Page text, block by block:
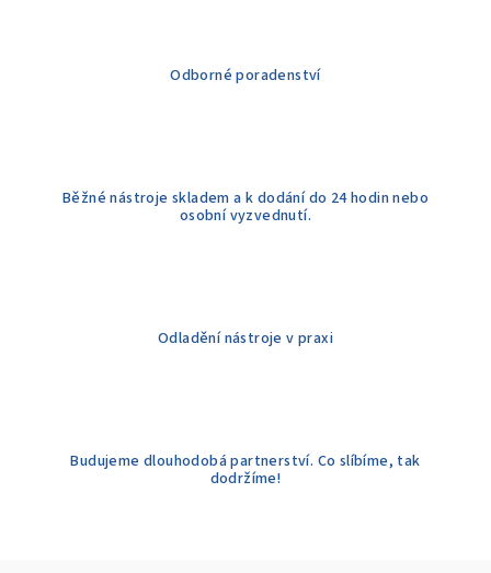
Odborné poradenství
Běžné nástroje skladem a k dodání do 24 hodin nebo
osobní vyzvednutí.
Odladění nástroje v praxi
Budujeme dlouhodobá partnerství. Co slíbíme, tak
dodržíme!